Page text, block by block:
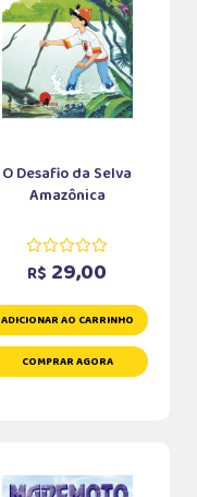
O Desafio da Selva
Amazônica
R$ 29,00
ADICIONAR AO CARRINHO
COMPRAR AGORA